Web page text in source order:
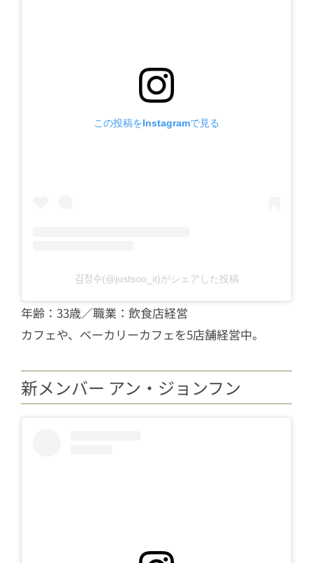
この投稿をInstagramで見る
김정수(@justsoo_it)がシェアした投稿
年齢：33歳／職業：飲食店経営
カフェや、ベーカリーカフェを5店舗経営中。
新メンバー アン・ジョンフン